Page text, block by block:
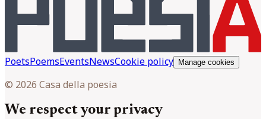
PoetsPoemsEventsNewsCookie policy Manage cookies
© 2026 Casa della poesia
We respect your privacy